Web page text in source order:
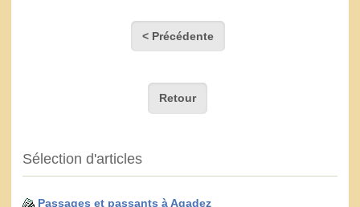
< Précédente
Retour
Sélection d'articles
Passages et passants à Agadez